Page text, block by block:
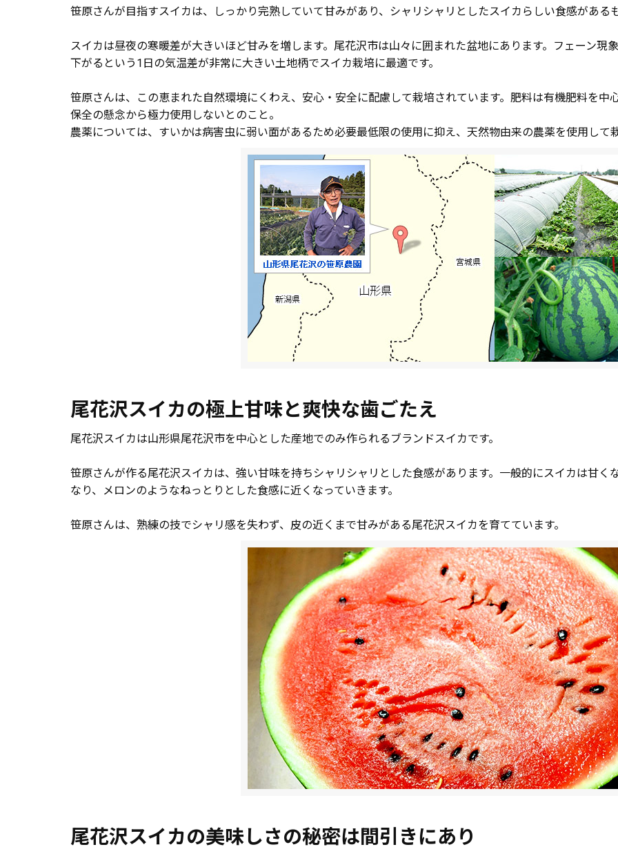
笹原さんが目指すスイカは、しっかり完熟していて甘みがあり、シャリシャリとしたスイカらしい食感がある
スイカは昼夜の寒暖差が大きいほど甘みを増します。尾花沢市は山々に囲まれた盆地にあります。フェーン現
下がるという1日の気温差が非常に大きい土地柄でスイカ栽培に最適です。
笹原さんは、この恵まれた自然環境にくわえ、安心・安全に配慮して栽培されています。肥料は有機肥料を
保全の懸念から極力使用しないとのこと。
農薬については、すいかは病害虫に弱い面があるため必要最低限の使用に抑え、天然物由来の農薬を使用して
尾花沢スイカの極上甘味と爽快な歯ごたえ
尾花沢スイカは山形県尾花沢市を中心とした産地でのみ作られるブランドスイカです。
笹原さんが作る尾花沢スイカは、強い甘味を持ちシャリシャリとした食感があります。一般的にスイカは甘く
なり、メロンのようなねっとりとした食感に近くなっていきます。
笹原さんは、熟練の技でシャリ感を失わず、皮の近くまで甘みがある尾花沢スイカを育てています。
尾花沢スイカの美味しさの秘密は間引きにあり